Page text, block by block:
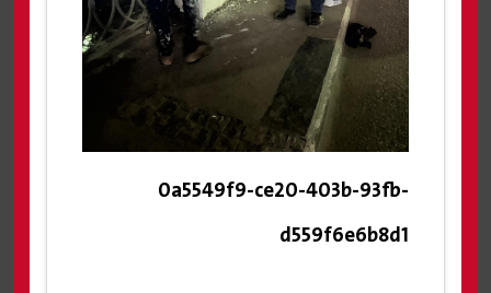
0a5549f9-ce20-403b-93fb-
d559f6e6b8d1